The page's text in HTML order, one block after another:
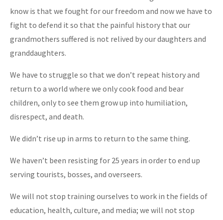
know is that we fought for our freedom and now we have to
fight to defend it so that the painful history that our
grandmothers suffered is not relived by our daughters and
granddaughters.
We have to struggle so that we don’t repeat history and
return to a world where we only cook food and bear
children, only to see them grow up into humiliation,
disrespect, and death.
We didn’t rise up in arms to return to the same thing.
We haven’t been resisting for 25 years in order to end up
serving tourists, bosses, and overseers.
We will not stop training ourselves to work in the fields of
education, health, culture, and media; we will not stop